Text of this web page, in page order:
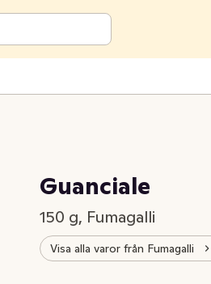
Guanciale
150 g, Fumagalli
Visa alla varor från Fumagalli